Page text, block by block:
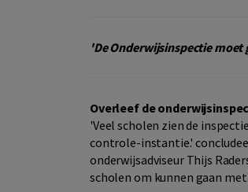
'De Onderwijsinspectie
Overleef de
'Veel scholen zien de
controle-instantie.'
onderwijsadviseur Thijs
scholen om kunnen gaan